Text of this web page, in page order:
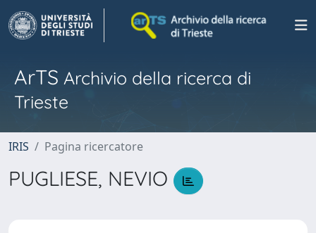
ArTS Archivio della ricerca di
Trieste
IRIS Pagina ricercatore
PUGLIESE, NEVIO